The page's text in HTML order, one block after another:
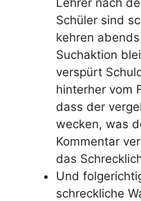
Lehrer nach
Schüler sind
kehren
Suchaktion
verspürt
hinterher vom
dass der
wecken, was
Kommentar
das
Und
schreckliche